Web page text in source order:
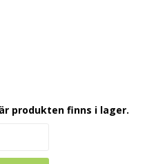
produkten finns i lager.